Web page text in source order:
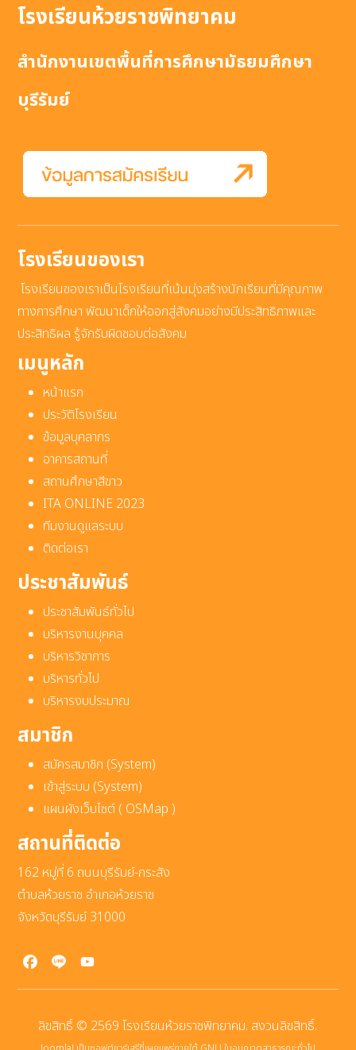
โรงเรียนห้วยราชพิทยาคม
สำนักงานเขตพื้นที่การศึกษามัธยมศึกษา
บุรีรัมย์
โรงเรียนของเรา
โรงเรียนของเราเป็นโรงเรียนที่เน้นมุ่งสร้างนักเรียนที่มีคุณภาพ
ทางการศึกษา พัฒนาเด็กให้ออกสู่สังคมอย่างมีประสิทธิภาพและ
ประสิทธิผล รู้จักรับผิดชอบต่อสังคม
เมนูหลัก
หน้าแรก
ประวัติโรงเรียน
ข้อมูลบุคลากร
อาคารสถานที่
สถานศึกษาสีขาว
ITA ONLINE 2023
ทีมงานดูแลระบบ
ติดต่อเรา
ประชาสัมพันธ์
ประชาสัมพันธ์ทั่วไป
บริหารงานบุคคล
บริหารวิชาการ
บริหารทั่วไป
บริหารงบประมาณ
สมาชิก
สมัครสมาชิก (System)
เข้าสู่ระบบ (System)
แผนผังเว็บไซต์ ( OSMap )
สถานที่ติดต่อ
162 หมู่ที่ 6 ถนนบุรีรัมย์-กระสัง
ตำบลห้วยราช อำเภอห้วยราช
จังหวัดบุรีรัมย์ 31000
ลิขสิทธิ์ © 2569 โรงเรียนห้วยราชพิทยาคม. สงวนลิขสิทธิ์.